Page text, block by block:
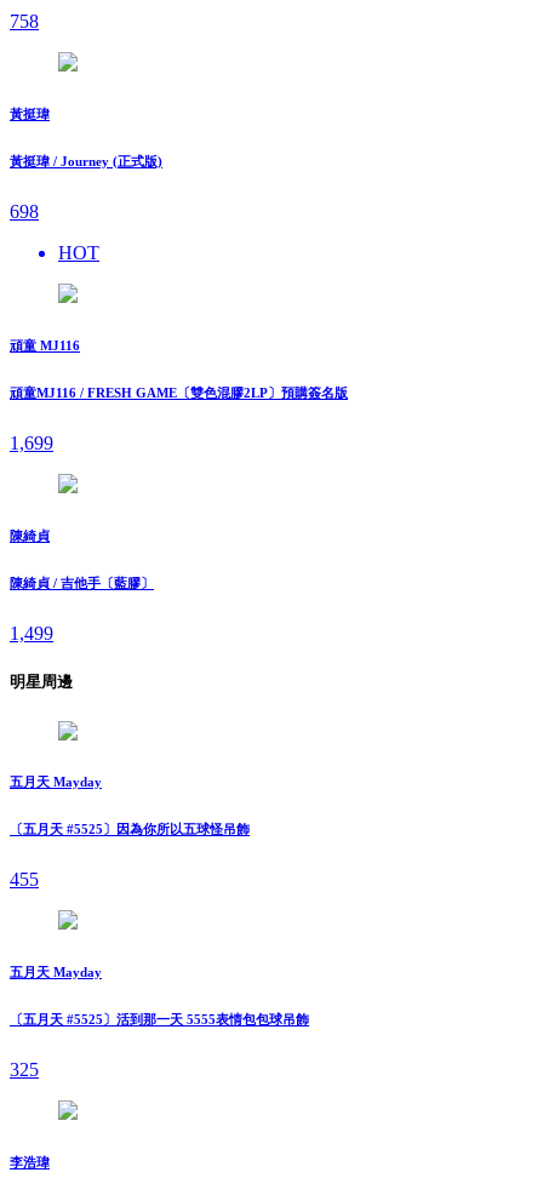
758
黃挺瑋
黃挺瑋 / Journey (正式版)
698
HOT
頑童 MJ116
頑童MJ116 / FRESH GAME〔雙色混膠2LP〕預購簽名版
1,699
陳綺貞
陳綺貞 / 吉他手〔藍膠〕
1,499
明星周邊
五月天 Mayday
〔五月天 #5525〕因為你所以五球怪吊飾
455
五月天 Mayday
〔五月天 #5525〕活到那一天 5555表情包包球吊飾
325
李浩瑋